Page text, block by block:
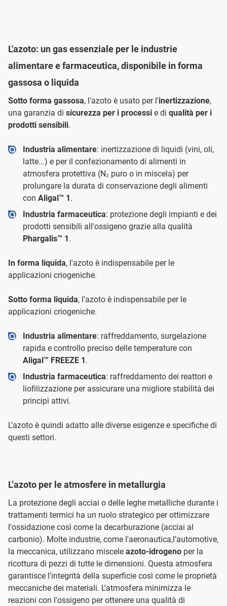
L'azoto: un gas essenziale per le industrie
alimentare e farmaceutica, disponibile in forma
gassosa o liquida
Sotto forma gassosa, l'azoto è usato per l'inertizzazione,
una garanzia di sicurezza per i processi e di qualità per i
prodotti sensibili.
Industria alimentare: inertizzazione di liquidi (vini, oli,
latte...) e per il confezionamento di alimenti in
atmosfera protettiva (N₂ puro o in miscela) per
prolungare la durata di conservazione degli alimenti
con Aligal™ 1.
Industria farmaceutica: protezione degli impianti e dei
prodotti sensibili all'ossigeno grazie alla qualità
Phargalis™ 1.
In forma liquida, l'azoto è indispensabile per le
applicazioni criogeniche.
Sotto forma liquida, l'azoto è indispensabile per le
applicazioni criogeniche.
Industria alimentare: raffreddamento, surgelazione
rapida e controllo preciso delle temperature con
Aligal™ FREEZE 1.
Industria farmaceutica: raffreddamento dei reattori e
liofilizzazione per assicurare una migliore stabilità dei
principi attivi.
L’azoto è quindi adatto alle diverse esigenze e specifiche di
questi settori.
L’azoto per le atmosfere in metallurgia
La protezione degli acciai o delle leghe metalliche durante i
trattamenti termici ha un ruolo strategico per ottimizzare
l'ossidazione così come la decarburazione (acciai al
carbonio). Molte industrie, come l'aeronautica,l’automotive,
la meccanica, utilizzano miscele azoto-idrogeno per la
ricottura di pezzi di tutte le dimensioni. Questa atmosfera
garantisce l'integrità della superficie così come le proprietà
meccaniche dei materiali. L'atmosfera minimizza le
reazioni con l'ossigeno per ottenere una qualità di